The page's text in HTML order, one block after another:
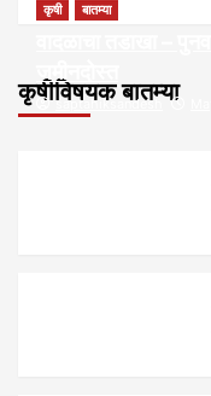
कृषीविषयक बातम्या
कृषी बातम्या
saptahiksandesh